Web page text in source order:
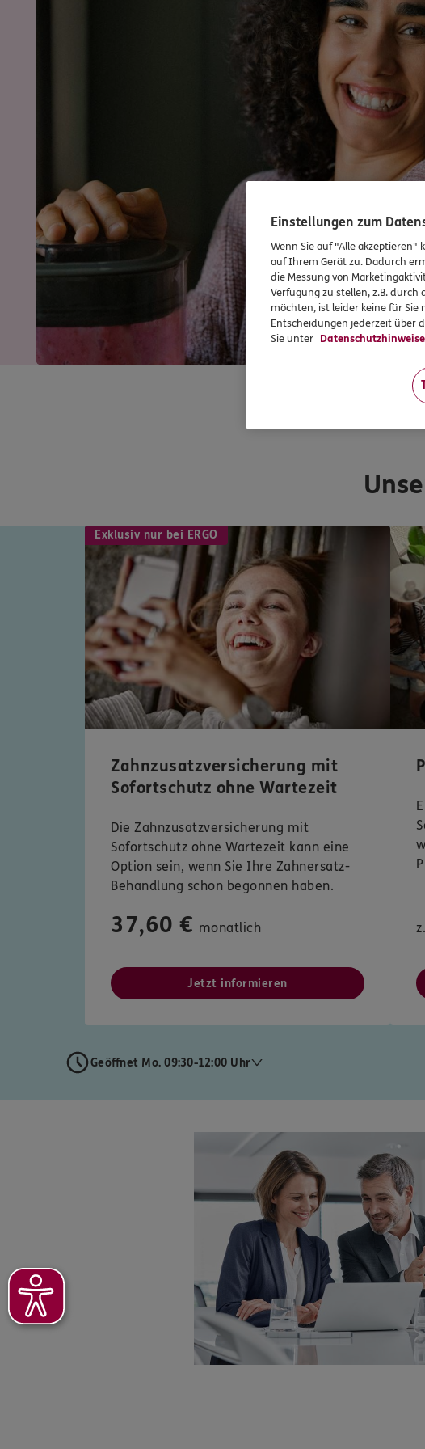
Exklusiv nur bei ERGO
Zahnzusatzversicherung mit
Sofortschutz ohne Wartezeit
Die Zahnzusatzversicherung mit
Sofortschutz ohne Wartezeit kann eine
Option sein, wenn Sie Ihre Zahnersatz-
Behandlung schon begonnen haben.
37,60 € monatlich
Jetzt informieren
Geöffnet Mo. 09:30-12:00 Uhr
Einstellungen zum
Wenn Sie auf "Alle akzeptieren"
auf Ihrem Gerät zu. Dadurch
die Messung von
Verfügung zu stellen, z.B. durch
möchten, ist leider keine für Sie
Entscheidungen jederzeit über
Sie unter Datenschutzhinweise